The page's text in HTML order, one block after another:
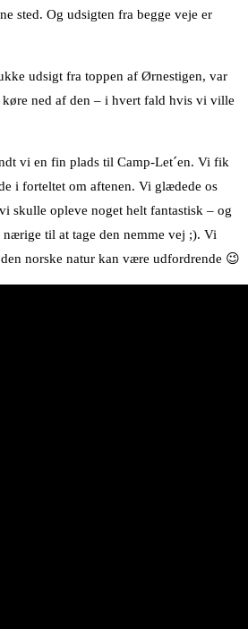
sted. Og udsigten fra begge veje er
udsigt fra toppen af Ørnestigen, var
ned af den – i hvert fald hvis vi ville
vi en fin plads til Camp-Let´en. Vi fik
i forteltet om aftenen. Vi glædede os
skulle opleve noget helt fantastisk – og
til at tage den nemme vej ;). Vi
norske natur kan være udfordrende 😉